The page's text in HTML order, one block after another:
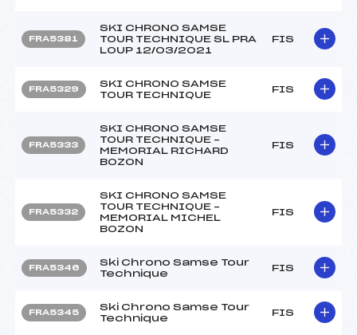
FRA5381
SKI CHRONO SAMSE
TOUR TECHNIQUE SL PRA
LOUP 12/03/2021
FIS
FRA5329
SKI CHRONO SAMSE
TOUR TECHNIQUE
FIS
FRA5333
SKI CHRONO SAMSE
TOUR TECHNIQUE –
MEMORIAL RICHARD
BOZON
FIS
FRA5332
SKI CHRONO SAMSE
TOUR TECHNIQUE –
MEMORIAL MICHEL
BOZON
FIS
FRA5346
Ski Chrono Samse Tour
Technique
FIS
FRA5345
Ski Chrono Samse Tour
Technique
FIS